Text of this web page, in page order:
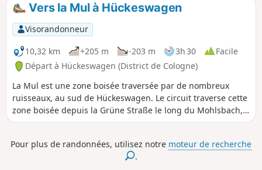
Vers la Mul à Hückeswagen
Visorandonneur
10,32 km
+205 m -203 m 3h 30
Facile
Départ à Hückeswagen (District de Cologne)
La Mul est une zone boisée traversée par de nombreux
ruisseaux, au sud de Hückeswagen. Le circuit traverse cette
zone boisée depuis la Grüne Straße le long du Mohlsbach,
jusqu'au Purder Bach, en passant par Oberburghof,
retour à Großkatern, le long du Mühlenbach, via Röttgen
pour revenir au point de départ.
Pour plus de randonnées, utilisez notre moteur de recherche
.